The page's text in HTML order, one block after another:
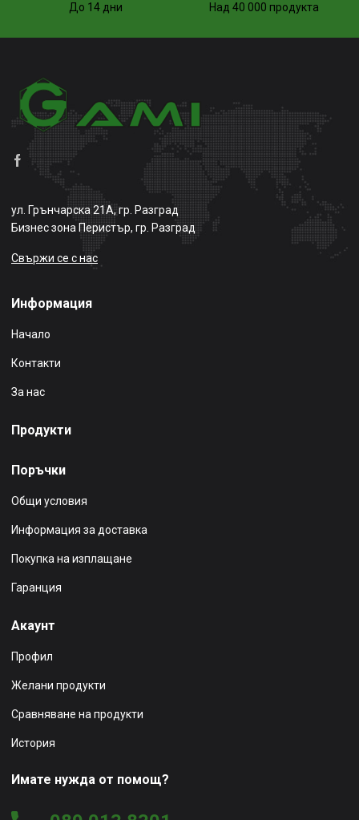
До 14 дни Над 40 000 продукта
ул. Грънчарска 21А, гр. Разград
Бизнес зона Перистър, гр. Разград
Свържи се с нас
Информация
Начало
Контакти
За нас
Продукти
Поръчки
Общи условия
Информация за доставка
Покупка на изплащане
Гаранция
Акаунт
Профил
Желани продукти
Сравняване на продукти
История
Имате нужда от помощ?